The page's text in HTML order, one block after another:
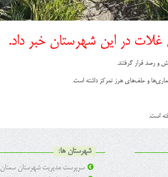
غلات در این شهرستان خبر داد.
و رصد قرار گرفتند.
و علف‌های هرز تمرکز داشته است.
شهرستان ها:
سرپرست مدیریت شهرستان سمنان